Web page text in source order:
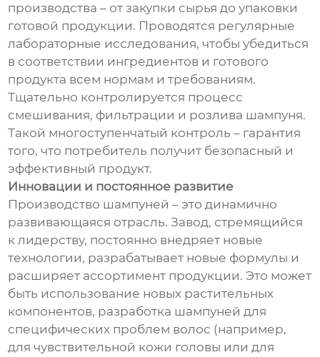
производства – от закупки сырья до упаковки
готовой продукции. Проводятся регулярные
лабораторные исследования, чтобы убедиться
в соответствии ингредиентов и готового
продукта всем нормам и требованиям.
Тщательно контролируется процесс
смешивания, фильтрации и розлива шампуня.
Такой многоступенчатый контроль – гарантия
того, что потребитель получит безопасный и
эффективный продукт.
Инновации и постоянное развитие
Производство шампуней – это динамично
развивающаяся отрасль. Завод, стремящийся
к лидерству, постоянно внедряет новые
технологии, разрабатывает новые формулы и
расширяет ассортимент продукции. Это может
быть использование новых растительных
компонентов, разработка шампуней для
специфических проблем волос (например,
для чувствительной кожи головы или для